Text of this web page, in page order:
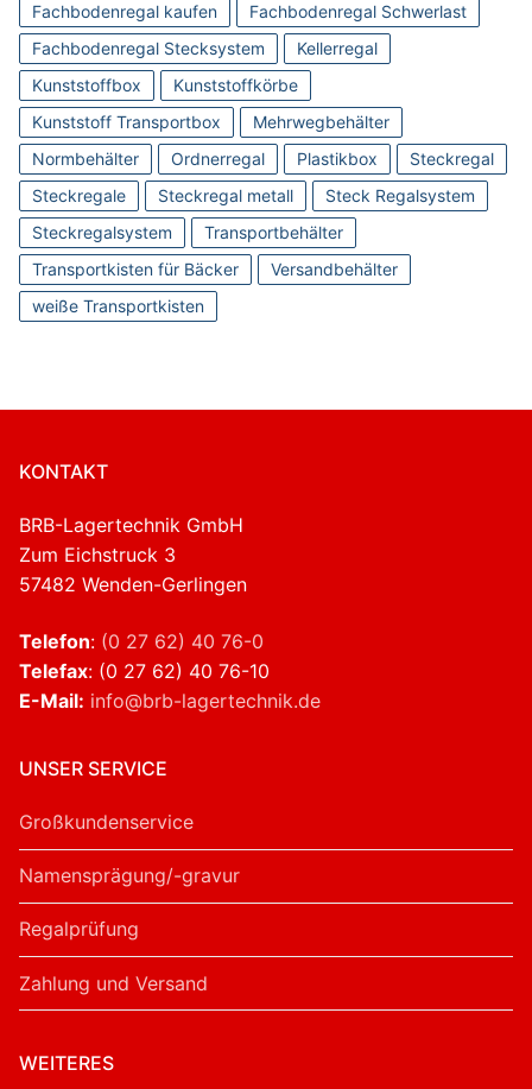
Fachbodenregal kaufen
Fachbodenregal Schwerlast
Fachbodenregal Stecksystem
Kellerregal
Kunststoffbox
Kunststoffkörbe
Kunststoff Transportbox
Mehrwegbehälter
Normbehälter
Ordnerregal Plastikbox
Steckregal
Steckregale
Steckregal metall
Steck Regalsystem
Steckregalsystem
Transportbehälter
Transportkisten für Bäcker
Versandbehälter
weiße Transportkisten
KONTAKT
BRB-Lagertechnik GmbH
Zum Eichstruck 3
57482 Wenden-Gerlingen
Telefon: (0 27 62) 40 76-0
Telefax: (0 27 62) 40 76-10
E-Mail: info@brb-lagertechnik.de
UNSER SERVICE
Großkundenservice
Namensprägung/-gravur
Regalprüfung
Zahlung und Versand
WEITERES